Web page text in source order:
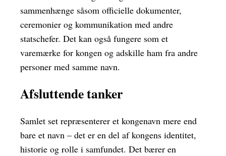
sammenhænge såsom officielle dokumenter,
ceremonier og kommunikation med andre
statschefer. Det kan også fungere som et
varemærke for kongen og adskille ham fra andre
personer med samme navn.
Afsluttende tanker
Samlet set repræsenterer et kongenavn mere end
bare et navn – det er en del af kongens identitet,
historie og rolle i samfundet. Det bærer en